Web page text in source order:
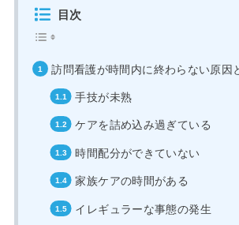
目次
訪問看護が時間内に終わらない原因
手技が未熟
ケアを詰め込み過ぎている
時間配分ができていない
家族ケアの時間がある
イレギュラーな事態の発生